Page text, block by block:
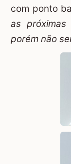
com ponto
as
porém não